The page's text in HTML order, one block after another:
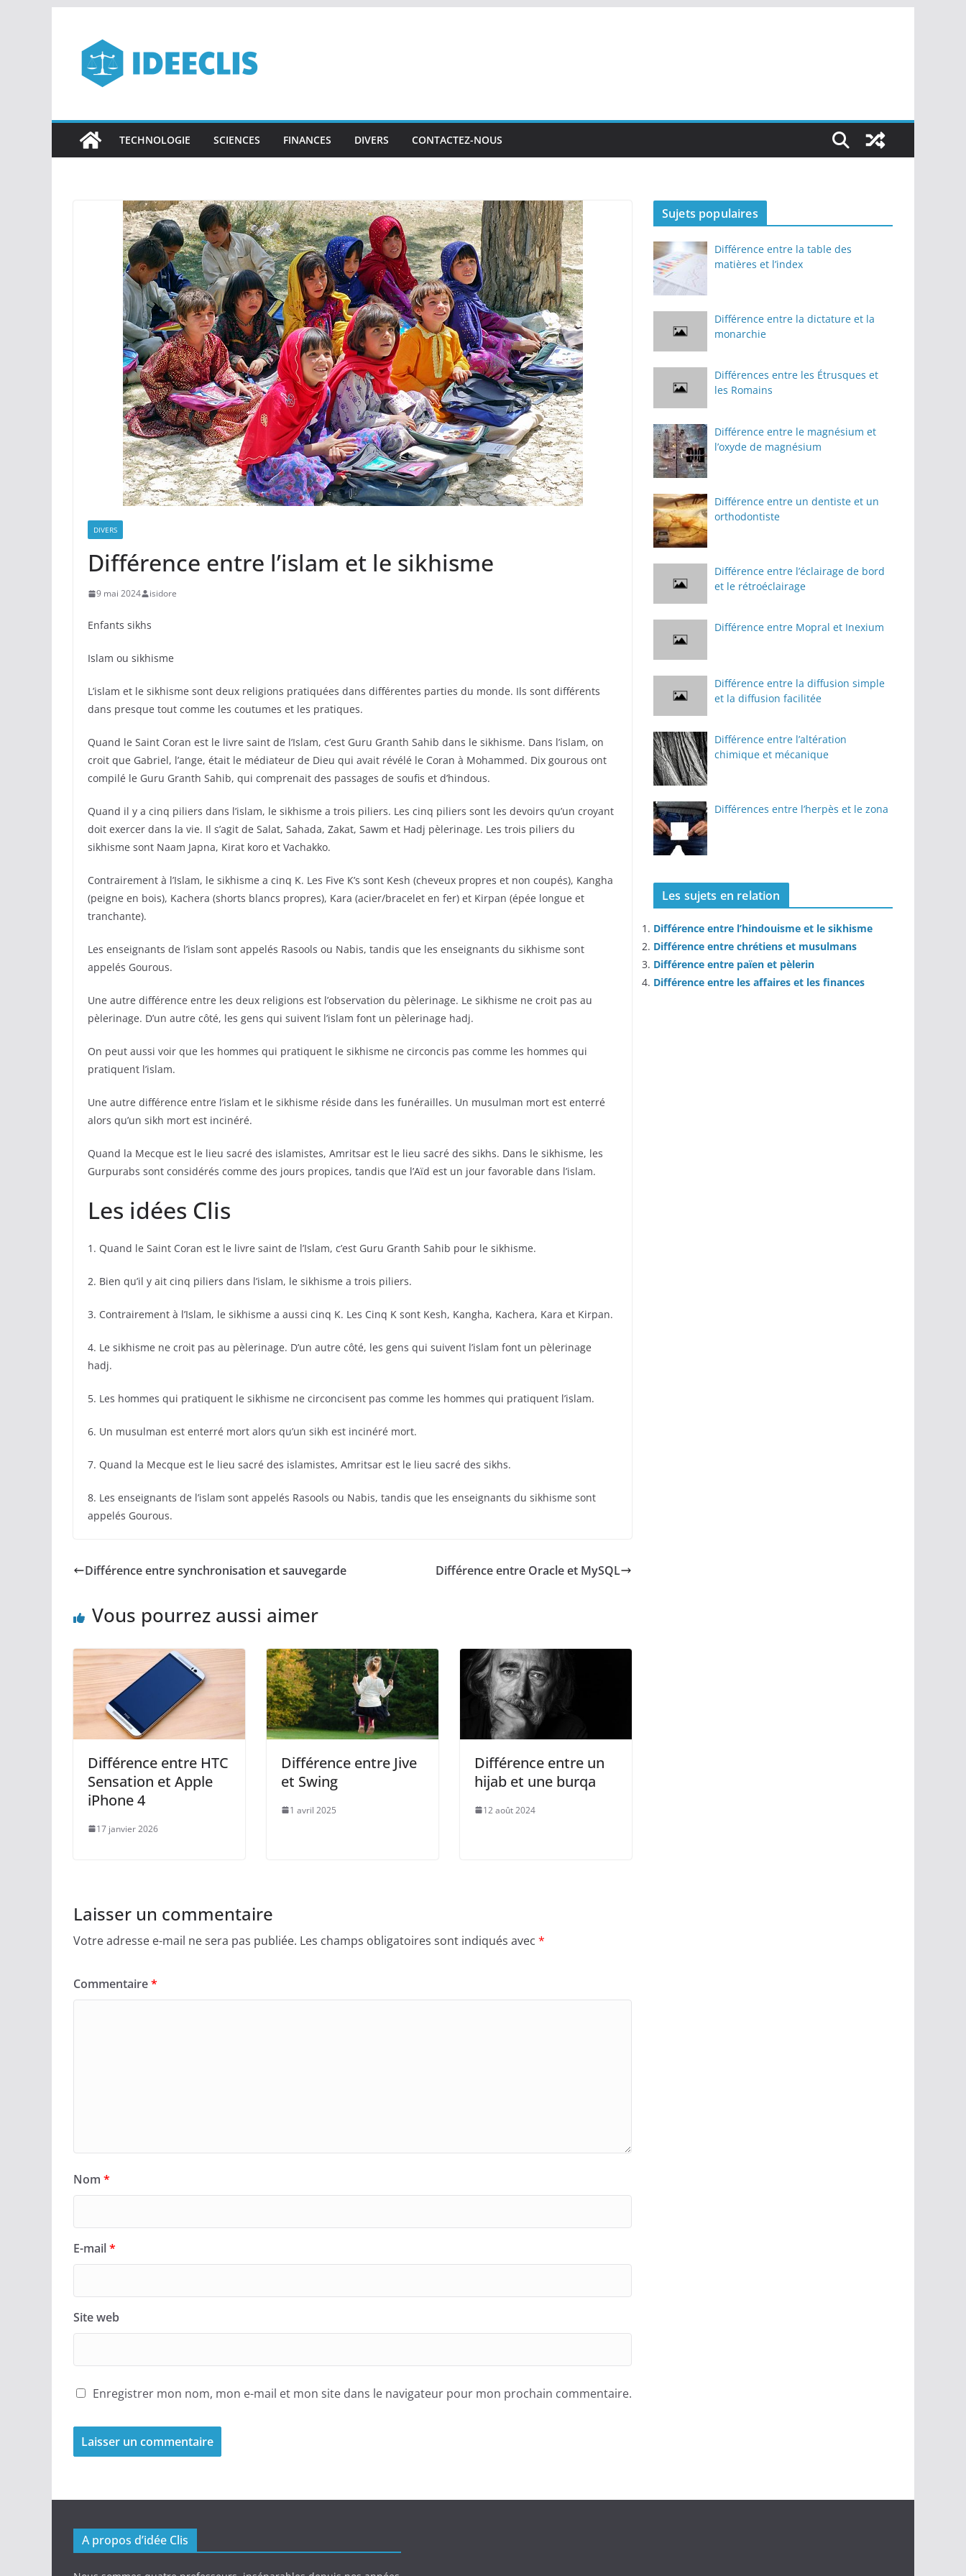
contenu
TECHNOLOGIE SCIENCES FINANCES DIVERS CONTACTEZ-NOUS
DIVERS
Différence entre l’islam et le sikhisme
9 mai 2024 isidore
Enfants sikhs
Islam ou sikhisme
L’islam et le sikhisme sont deux religions pratiquées dans différentes parties du monde. Ils sont différents
dans presque tout comme les coutumes et les pratiques.
Quand le Saint Coran est le livre saint de l’Islam, c’est Guru Granth Sahib dans le sikhisme. Dans l’islam, on
croit que Gabriel, l’ange, était le médiateur de Dieu qui avait révélé le Coran à Mohammed. Dix gourous ont
compilé le Guru Granth Sahib, qui comprenait des passages de soufis et d’hindous.
Quand il y a cinq piliers dans l’islam, le sikhisme a trois piliers. Les cinq piliers sont les devoirs qu’un croyant
doit exercer dans la vie. Il s’agit de Salat, Sahada, Zakat, Sawm et Hadj pèlerinage. Les trois piliers du
sikhisme sont Naam Japna, Kirat koro et Vachakko.
Contrairement à l’Islam, le sikhisme a cinq K. Les Five K’s sont Kesh (cheveux propres et non coupés), Kangha
(peigne en bois), Kachera (shorts blancs propres), Kara (acier/bracelet en fer) et Kirpan (épée longue et
tranchante).
Les enseignants de l’islam sont appelés Rasools ou Nabis, tandis que les enseignants du sikhisme sont
appelés Gourous.
Une autre différence entre les deux religions est l’observation du pèlerinage. Le sikhisme ne croit pas au
pèlerinage. D’un autre côté, les gens qui suivent l’islam font un pèlerinage hadj.
On peut aussi voir que les hommes qui pratiquent le sikhisme ne circoncis pas comme les hommes qui
pratiquent l’islam.
Une autre différence entre l’islam et le sikhisme réside dans les funérailles. Un musulman mort est enterré
alors qu’un sikh mort est incinéré.
Quand la Mecque est le lieu sacré des islamistes, Amritsar est le lieu sacré des sikhs. Dans le sikhisme, les
Gurpurabs sont considérés comme des jours propices, tandis que l’Aïd est un jour favorable dans l’islam.
Les idées Clis
1. Quand le Saint Coran est le livre saint de l’Islam, c’est Guru Granth Sahib pour le sikhisme.
2. Bien qu’il y ait cinq piliers dans l’islam, le sikhisme a trois piliers.
3. Contrairement à l’Islam, le sikhisme a aussi cinq K. Les Cinq K sont Kesh, Kangha, Kachera, Kara et Kirpan.
4. Le sikhisme ne croit pas au pèlerinage. D’un autre côté, les gens qui suivent l’islam font un pèlerinage
hadj.
5. Les hommes qui pratiquent le sikhisme ne circoncisent pas comme les hommes qui pratiquent l’islam.
6. Un musulman est enterré mort alors qu’un sikh est incinéré mort.
7. Quand la Mecque est le lieu sacré des islamistes, Amritsar est le lieu sacré des sikhs.
8. Les enseignants de l’islam sont appelés Rasools ou Nabis, tandis que les enseignants du sikhisme sont
appelés Gourous.
Différence entre synchronisation et sauvegarde Différence entre Oracle et MySQL
Vous pourrez aussi aimer
Différence entre HTC
Sensation et Apple
iPhone 4
17 janvier 2026
Différence entre Jive
et Swing
1 avril 2025
Différence entre un
hijab et une burqa
12 août 2024
Laisser un commentaire
Votre adresse e-mail ne sera pas publiée. Les champs obligatoires sont indiqués avec *
Commentaire*
Nom *
E-mail*
Site web
Enregistrer mon nom, mon e-mail et mon site dans le navigateur pour mon prochain commentaire.
Sujets populaires
Différence entre la table des
matières et l’index
Différence entre la dictature et la
monarchie
Différences entre les Étrusques et
les Romains
Différence entre le magnésium et
l’oxyde de magnésium
Différence entre un dentiste et un
orthodontiste
Différence entre l’éclairage de bord
et le rétroéclairage
Différence entre Mopral et Inexium
Différence entre la diffusion simple
et la diffusion facilitée
Différence entre l’altération
chimique et mécanique
Différences entre l’herpès et le zona
Les sujets en relation
Différence entre l’hindouisme et le sikhisme
Différence entre chrétiens et musulmans
Différence entre païen et pèlerin
Différence entre les affaires et les finances
A propos d’idée Clis